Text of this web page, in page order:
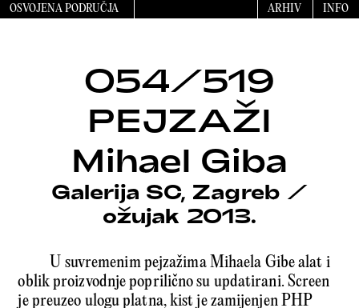
OSVOJENA PODRUČJA ARHIV INFO
054/519
PEJZAŽI
Mihael Giba
Galerija SC, Zagreb /
ožujak 2013.
U suvremenim pejzažima Mihaela Gibe alat i
oblik proizvodnje poprilično su updatirani. Screen
je preuzeo ulogu platna, kist je zamijenjen PHP